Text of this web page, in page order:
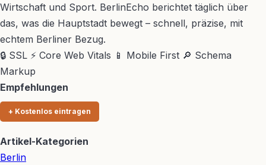
Wirtschaft und Sport. BerlinEcho berichtet täglich über
das, was die Hauptstadt bewegt – schnell, präzise, mit
echtem Berliner Bezug.
🔒 SSL ⚡ Core Web Vitals 📱 Mobile First 🔎 Schema
Markup
Empfehlungen
+ Kostenlos eintragen
Artikel-Kategorien
Berlin